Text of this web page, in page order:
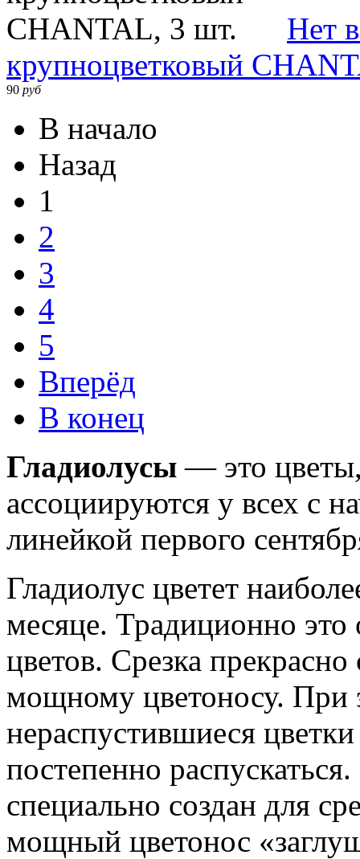
Нет
крупноцветковый
90 руб
В начало
Назад
1
2
3
4
5
Вперёд
В конец
Гладиолусы — это
ассоциируются у всех с
линейкой первого
Гладиолус цветет
месяце. Традиционно
цветов. Срезка прекрасно
мощному цветоносу. При
нераспустившиеся
постепенно
специально создан для
мощный цветонос